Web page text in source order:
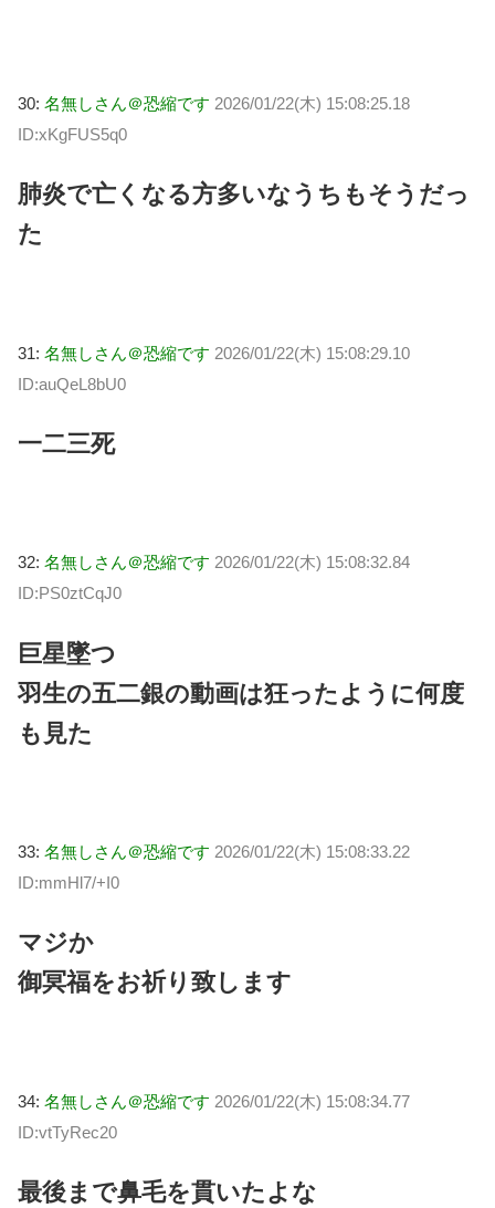
30: 名無しさん＠恐縮です 2026/01/22(木) 15:08:25.18
ID:xKgFUS5q0
肺炎で亡くなる方多いなうちもそうだっ
た
31: 名無しさん＠恐縮です 2026/01/22(木) 15:08:29.10
ID:auQeL8bU0
一二三死
32: 名無しさん＠恐縮です 2026/01/22(木) 15:08:32.84
ID:PS0ztCqJ0
巨星墜つ
羽生の五二銀の動画は狂ったように何度
も見た
33: 名無しさん＠恐縮です 2026/01/22(木) 15:08:33.22
ID:mmHl7/+I0
マジか
御冥福をお祈り致します
34: 名無しさん＠恐縮です 2026/01/22(木) 15:08:34.77
ID:vtTyRec20
最後まで鼻毛を貫いたよな